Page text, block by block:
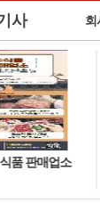
사 회
품 판매업소